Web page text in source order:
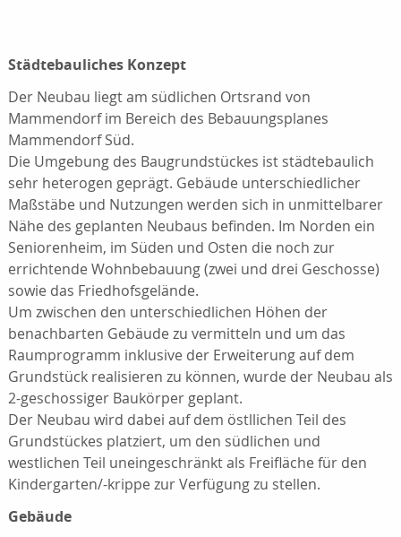
Städtebauliches Konzept
Der Neubau liegt am südlichen Ortsrand von
Mammendorf im Bereich des Bebauungsplanes
Mammendorf Süd.
Die Umgebung des Baugrundstückes ist städtebaulich
sehr heterogen geprägt. Gebäude unterschiedlicher
Maßstäbe und Nutzungen werden sich in unmittelbarer
Nähe des geplanten Neubaus befinden. Im Norden ein
Seniorenheim, im Süden und Osten die noch zur
errichtende Wohnbebauung (zwei und drei Geschosse)
sowie das Friedhofsgelände.
Um zwischen den unterschiedlichen Höhen der
benachbarten Gebäude zu vermitteln und um das
Raumprogramm inklusive der Erweiterung auf dem
Grundstück realisieren zu können, wurde der Neubau als
2-geschossiger Baukörper geplant.
Der Neubau wird dabei auf dem östllichen Teil des
Grundstückes platziert, um den südlichen und
westlichen Teil uneingeschränkt als Freifläche für den
Kindergarten/-krippe zur Verfügung zu stellen.
Gebäude